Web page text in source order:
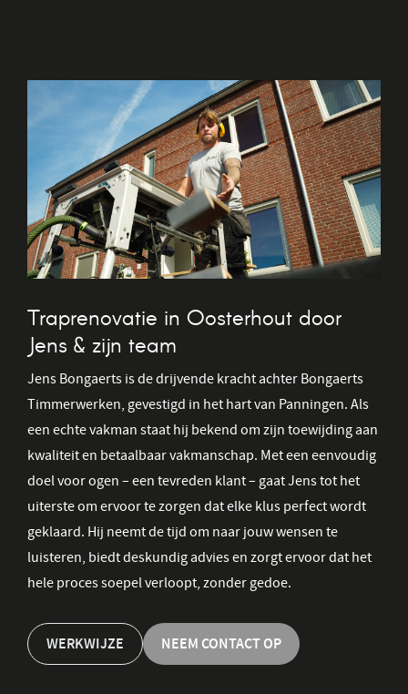
Traprenovatie in Oosterhout door
Jens & zijn team
Jens Bongaerts is de drijvende kracht achter Bongaerts
Timmerwerken, gevestigd in het hart van Panningen. Als
een echte vakman staat hij bekend om zijn toewijding aan
kwaliteit en betaalbaar vakmanschap. Met een eenvoudig
doel voor ogen – een tevreden klant – gaat Jens tot het
uiterste om ervoor te zorgen dat elke klus perfect wordt
geklaard. Hij neemt de tijd om naar jouw wensen te
luisteren, biedt deskundig advies en zorgt ervoor dat het
hele proces soepel verloopt, zonder gedoe.
WERKWIJZE NEEM CONTACT OP